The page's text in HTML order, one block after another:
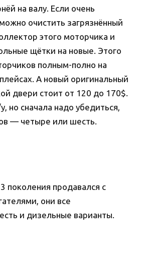
на валу. Если очень
очистить загрязнённый
этого моторчика и
щётки на новые. Этого
полным-полно на
А новый оригинальный
двери стоит от 120 до 170$.
но сначала надо убедиться,
— четыре или шесть.
поколения продавался с
они все
и дизельные варианты.